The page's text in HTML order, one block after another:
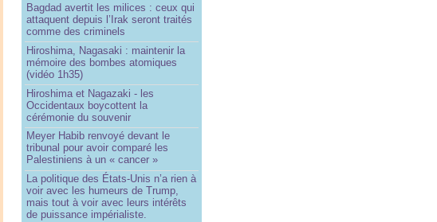
Bagdad avertit les milices : ceux qui
attaquent depuis l’Irak seront traités
comme des criminels
Hiroshima, Nagasaki : maintenir la
mémoire des bombes atomiques
(vidéo 1h35)
Hiroshima et Nagazaki - les
Occidentaux boycottent la
cérémonie du souvenir
Meyer Habib renvoyé devant le
tribunal pour avoir comparé les
Palestiniens à un « cancer »
La politique des États-Unis n’a rien à
voir avec les humeurs de Trump,
mais tout à voir avec leurs intérêts
de puissance impérialiste.